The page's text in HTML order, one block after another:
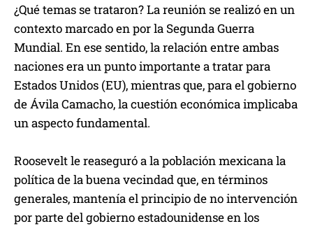
¿Qué temas se trataron? La reunión se realizó en un
contexto marcado en por la Segunda Guerra
Mundial. En ese sentido, la relación entre ambas
naciones era un punto importante a tratar para
Estados Unidos (EU), mientras que, para el gobierno
de Ávila Camacho, la cuestión económica implicaba
un aspecto fundamental.
Roosevelt le reaseguró a la población mexicana la
política de la buena vecindad que, en términos
generales, mantenía el principio de no intervención
por parte del gobierno estadounidense en los